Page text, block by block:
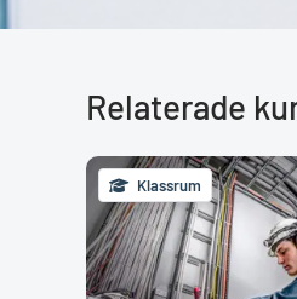
Relaterade
Klassrum